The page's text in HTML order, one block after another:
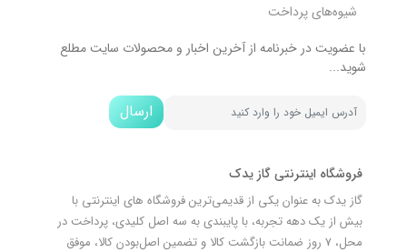
شیوه‌های پرداخت
با عضویت در خبرنامه از آخرین اخبار و محصولات سایت مطلع
شوید...
ارسال
فروشگاه اینترنتی گاز یدک
گاز یدک به عنوان یکی از قدیمی‌ترین فروشگاه های اینترنتی با
بیش از یک دهه تجربه، با پایبندی به سه اصل کلیدی، پرداخت در
محل، 7 روز ضمانت بازگشت کالا و تضمین اصل‌بودن کالا، موفق